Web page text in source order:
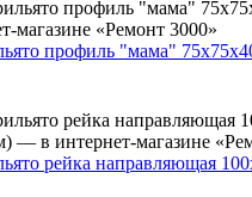
профиль "мама"
рейка направляющая